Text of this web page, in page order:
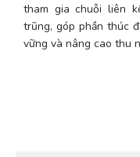
tham gia chuỗi liên
trũng, góp phần thúc
vững và nâng cao thu